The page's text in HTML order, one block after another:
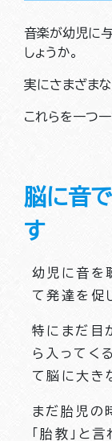
音楽が幼児に
しょうか。
実にさまざま
これらを一つ一
脳に音
す
幼児に音を
て発達を促
特にまだ目
ら入ってく
て脳に大き
まだ胎児の
「胎教」と